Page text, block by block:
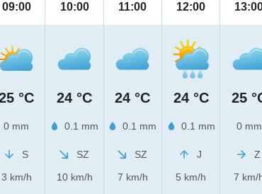
09:00
°C
0 mm
S
3 km/h
10:00
24 °C
0.1 mm
SZ
10 km/h
11:00
24 °C
0.1 mm
SZ
7 km/h
12:00
24 °C
0.1 mm
J
5 km/h
25
0 mm
Z
7 km/